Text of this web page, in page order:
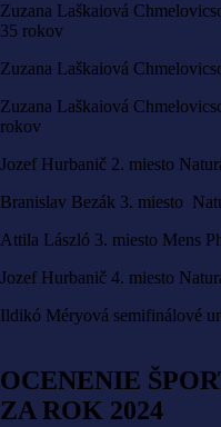
Zuzana Laškaiová
35 rokov
Zuzana Laškaiová
Zuzana Laškaiová
rokov
Jozef Hurbanič 2. miesto
Branislav Bezák 3. miesto
Attila László 3. miesto Mens
Jozef Hurbanič 4. miesto
Ildikó Méryová semifinálové
OCENENIE
ZA ROK 2024